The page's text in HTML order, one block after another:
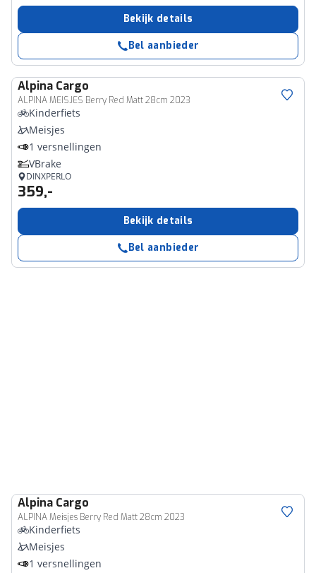
Bekijk details
Bel aanbieder
Alpina Cargo
ALPINA MEISJES Berry Red Matt 28cm 2023
Kinderfiets
Meisjes
1 versnellingen
VBrake
DINXPERLO
359,-
Bekijk details
Bel aanbieder
Alpina Cargo
ALPINA Meisjes Berry Red Matt 28cm 2023
Kinderfiets
Meisjes
1 versnellingen